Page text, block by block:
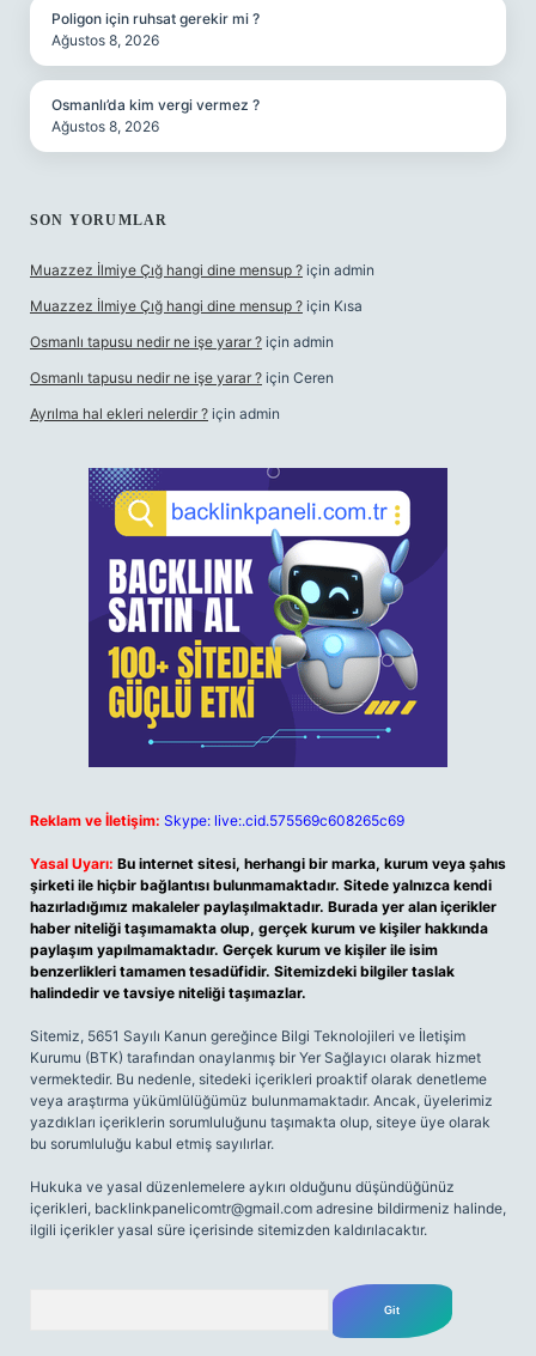
Poligon için ruhsat gerekir mi ?
Ağustos 8, 2026
Osmanlı’da kim vergi vermez ?
Ağustos 8, 2026
SON YORUMLAR
Muazzez İlmiye Çığ hangi dine mensup ? için admin
Muazzez İlmiye Çığ hangi dine mensup ? için Kısa
Osmanlı tapusu nedir ne işe yarar ? için admin
Osmanlı tapusu nedir ne işe yarar ? için Ceren
Ayrılma hal ekleri nelerdir ? için admin
Reklam ve İletişim: Skype: live:.cid.575569c608265c69
Yasal Uyarı: Bu internet sitesi, herhangi bir marka, kurum veya şahıs
şirketi ile hiçbir bağlantısı bulunmamaktadır. Sitede yalnızca kendi
hazırladığımız makaleler paylaşılmaktadır. Burada yer alan içerikler
haber niteliği taşımamakta olup, gerçek kurum ve kişiler hakkında
paylaşım yapılmamaktadır. Gerçek kurum ve kişiler ile isim
benzerlikleri tamamen tesadüfidir. Sitemizdeki bilgiler taslak
halindedir ve tavsiye niteliği taşımazlar.
Sitemiz, 5651 Sayılı Kanun gereğince Bilgi Teknolojileri ve İletişim
Kurumu (BTK) tarafından onaylanmış bir Yer Sağlayıcı olarak hizmet
vermektedir. Bu nedenle, sitedeki içerikleri proaktif olarak denetleme
veya araştırma yükümlülüğümüz bulunmamaktadır. Ancak, üyelerimiz
yazdıkları içeriklerin sorumluluğunu taşımakta olup, siteye üye olarak
bu sorumluluğu kabul etmiş sayılırlar.
Hukuka ve yasal düzenlemelere aykırı olduğunu düşündüğünüz
içerikleri, backlinkpanelicomtr@gmail.com adresine bildirmeniz halinde,
ilgili içerikler yasal süre içerisinde sitemizden kaldırılacaktır.